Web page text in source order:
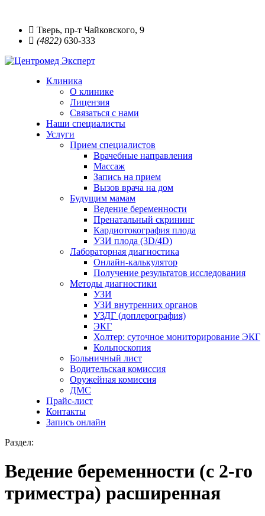
Тверь, пр-т Чайковского, 9
(4822) 630-333
Клиника
О клинике
Лицензия
Связаться с нами
Наши специалисты
Услуги
Прием специалистов
Врачебные направления
Массаж
Запись на прием
Вызов врача на дом
Будущим мамам
Ведение беременности
Пренатальный скрининг
Кардиотокография плода
УЗИ плода (3D/4D)
Лабораторная диагностика
Онлайн-калькулятор
Получение результатов исследования
Методы диагностики
УЗИ
УЗИ внутренних органов
УЗДГ (доплерография)
ЭКГ
Холтер: суточное мониторирование ЭКГ
Кольпоскопия
Больничный лист
Водительская комиссия
Оружейная комиссия
ДМС
Прайс-лист
Контакты
Запись онлайн
Раздел:
Ведение беременности (с 2-го
триместра) расширенная